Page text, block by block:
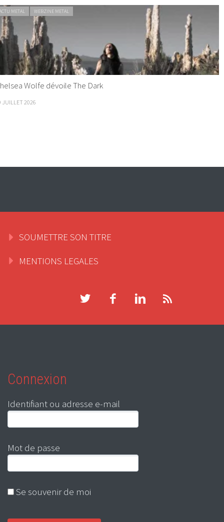
METAL WEBZINE METAL
Wolfe dévoile The Dark
JUILLET 2026
SOUMETTRE SON TITRE
MENTIONS LEGALES
Connexion
Identifiant ou adresse e-mail
Mot de passe
Se souvenir de moi